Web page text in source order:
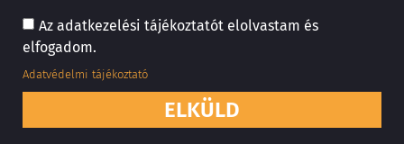
Az adatkezelési tájékoztatót elolvastam és
elfogadom.
Adatvédelmi tájékoztató
ELKÜLD